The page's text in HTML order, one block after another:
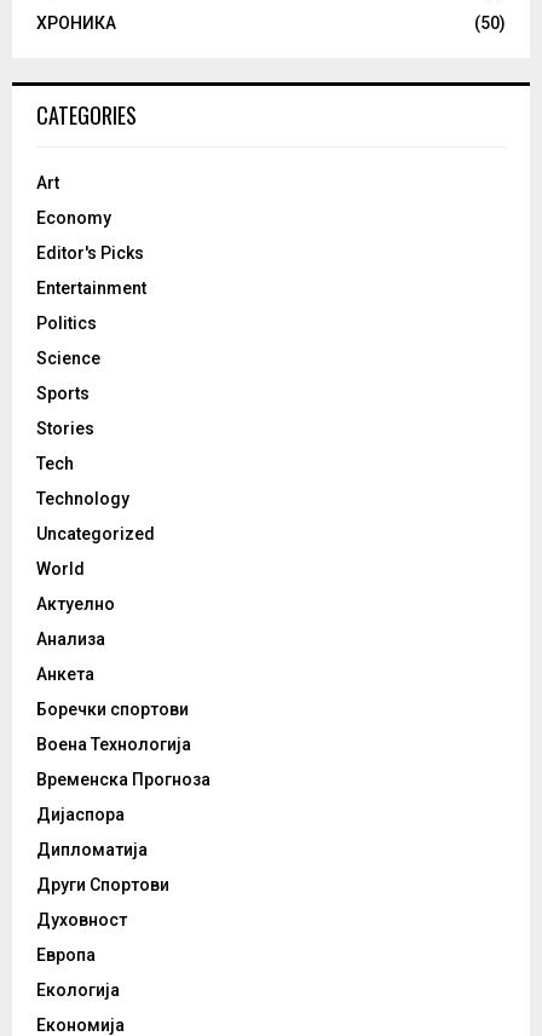
ХРОНИКА
(50)
CATEGORIES
Art
Economy
Editor's Picks
Entertainment
Politics
Science
Sports
Stories
Tech
Technology
Uncategorized
World
Актуелно
Анализа
Анкета
Боречки спортови
Воена Технологија
Временска Прогноза
Дијаспора
Дипломатија
Други Спортови
Духовност
Европа
Екологија
Економија